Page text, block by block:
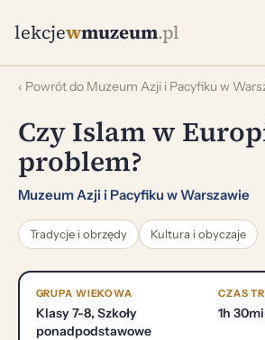
lekcjewmuzeum.pl
‹ Powrót do Muzeum Azji i Pacyfiku w
Czy Islam w
problem?
Muzeum Azji i Pacyfiku w Warszawie
Tradycje i obrzędy Kultura i obyczaje
GRUPA WIEKOWA
Klasy 7-8, Szkoły
ponadpodstawowe
CZAS
1h